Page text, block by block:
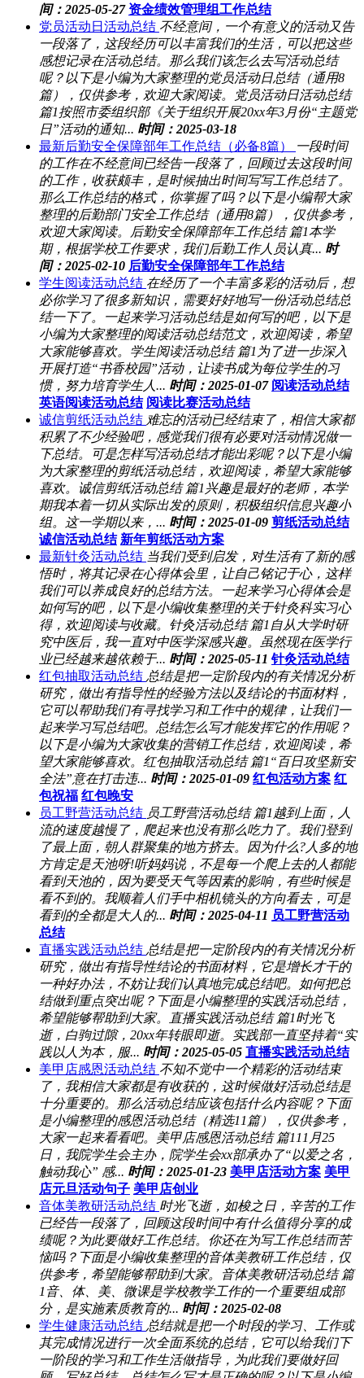
间：2025-05-27 资金绩效管理组工作总结
党员活动日活动总结 不经意间，一个有意义的活动又告
一段落了，这段经历可以丰富我们的生活，可以把这些
感想记录在活动总结。那么我们该怎么去写活动总结
呢？以下是小编为大家整理的党员活动日总结（通用8
篇），仅供参考，欢迎大家阅读。党员活动日活动总结
篇1按照市委组织部《关于组织开展20xx年3月份“主题党
日”活动的通知... 时间：2025-03-18
最新后勤安全保障部年工作总结（必备8篇）
一段时间
的工作在不经意间已经告一段落了，回顾过去这段时间
的工作，收获颇丰，是时候抽出时间写写工作总结了。
那么工作总结的格式，你掌握了吗？以下是小编帮大家
整理的后勤部门安全工作总结（通用8篇），仅供参考，
欢迎大家阅读。后勤安全保障部年工作总结 篇1本学
期，根据学校工作要求，我们后勤工作人员认真... 时
间：2025-02-10 后勤安全保障部年工作总结
学生阅读活动总结 在经历了一个丰富多彩的活动后，想
必你学习了很多新知识，需要好好地写一份活动总结总
结一下了。一起来学习活动总结是如何写的吧，以下是
小编为大家整理的阅读活动总结范文，欢迎阅读，希望
大家能够喜欢。学生阅读活动总结 篇1为了进一步深入
开展打造“书香校园”活动，让读书成为每位学生的习
惯，努力培育学生人... 时间：2025-01-07 阅读活动总结
英语阅读活动总结 阅读比赛活动总结
诚信剪纸活动总结 难忘的活动已经结束了，相信大家都
积累了不少经验吧，感觉我们很有必要对活动情况做一
下总结。可是怎样写活动总结才能出彩呢？以下是小编
为大家整理的剪纸活动总结，欢迎阅读，希望大家能够
喜欢。诚信剪纸活动总结 篇1兴趣是最好的老师，本学
期我本着一切从实际出发的原则，积极组织信息兴趣小
组。这一学期以来，... 时间：2025-01-09 剪纸活动总结
诚信活动总结 新年剪纸活动方案
最新针灸活动总结 当我们受到启发，对生活有了新的感
悟时，将其记录在心得体会里，让自己铭记于心，这样
我们可以养成良好的总结方法。一起来学习心得体会是
如何写的吧，以下是小编收集整理的关于针灸科实习心
得，欢迎阅读与收藏。针灸活动总结 篇1自从大学时研
究中医后，我一直对中医学深感兴趣。虽然现在医学行
业已经越来越依赖于... 时间：2025-05-11 针灸活动总结
红包抽取活动总结 总结是把一定阶段内的有关情况分析
研究，做出有指导性的经验方法以及结论的书面材料，
它可以帮助我们有寻找学习和工作中的规律，让我们一
起来学习写总结吧。总结怎么写才能发挥它的作用呢？
以下是小编为大家收集的营销工作总结，欢迎阅读，希
望大家能够喜欢。红包抽取活动总结 篇1“百日攻坚新安
全法”意在打击违... 时间：2025-01-09 红包活动方案 红
包祝福 红包晚安
员工野营活动总结 员工野营活动总结 篇1越到上面，人
流的速度越慢了，爬起来也没有那么吃力了。我们登到
了最上面，朝人群聚集的地方挤去。因为什么?人多的地
方肯定是天池呀!听妈妈说，不是每一个爬上去的人都能
看到天池的，因为要受天气等因素的影响，有些时候是
看不到的。我顺着人们手中相机镜头的方向看去，可是
看到的全都是大人的... 时间：2025-04-11 员工野营活动
总结
直播实践活动总结 总结是把一定阶段内的有关情况分析
研究，做出有指导性结论的书面材料，它是增长才干的
一种好办法，不妨让我们认真地完成总结吧。如何把总
结做到重点突出呢？下面是小编整理的实践活动总结，
希望能够帮助到大家。直播实践活动总结 篇1时光飞
逝，白驹过隙，20xx年转眼即逝。实践部一直坚持着“实
践以人为本，服... 时间：2025-05-05 直播实践活动总结
美甲店感恩活动总结 不知不觉中一个精彩的活动结束
了，我相信大家都是有收获的，这时候做好活动总结是
十分重要的。那么活动总结应该包括什么内容呢？下面
是小编整理的感恩活动总结（精选11篇），仅供参考，
大家一起来看看吧。美甲店感恩活动总结 篇111月25
日，我院学生会主办，院学生会xx部承办了“以爱之名，
触动我心” 感... 时间：2025-01-23 美甲店活动方案 美甲
店元旦活动句子 美甲店创业
音体美教研活动总结 时光飞逝，如梭之日，辛苦的工作
已经告一段落了，回顾这段时间中有什么值得分享的成
绩呢？为此要做好工作总结。你还在为写工作总结而苦
恼吗？下面是小编收集整理的音体美教研工作总结，仅
供参考，希望能够帮助到大家。音体美教研活动总结 篇
1音、体、美、微课是学校教学工作的一个重要组成部
分，是实施素质教育的... 时间：2025-02-08
学生健康活动总结 总结就是把一个时段的学习、工作或
其完成情况进行一次全面系统的总结，它可以给我们下
一阶段的学习和工作生活做指导，为此我们要做好回